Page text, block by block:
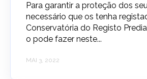
Para garantir a proteção dos
necessário que os tenha
Conservatória do Registo
o pode fazer neste...
MAI 3, 2022